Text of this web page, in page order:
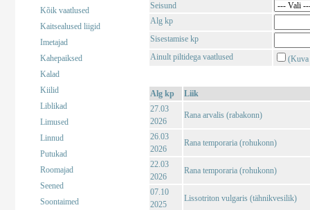
Kõik vaatlused
Kaitsealused liigid
Imetajad
Kahepaiksed
Kalad
Kiilid
Liblikad
Limused
Linnud
Putukad
Roomajad
Seened
Soontaimed
Seisund
Alg kp
Sisestamise kp
Ainult piltidega vaatlused
(Kuva
Alg kp
Liik
27.03
2026
Rana arvalis (rabakonn)
26.03
2026
Rana temporaria (rohukonn)
22.03
2026
Rana temporaria (rohukonn)
07.10
2025
Lissotriton vulgaris (tähnikvesilik)